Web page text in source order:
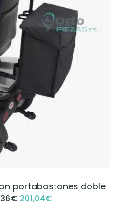
VER PRODUCTO
portabastones doble
€ 201,04€